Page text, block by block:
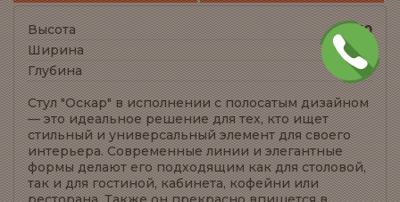
Высота
850
Ширина
530
Глубина
420
Стул "Оскар" в исполнении с полосатым дизайном
— это идеальное решение для тех, кто ищет
стильный и универсальный элемент для своего
интерьера. Современные линии и элегантные
формы делают его подходящим как для столовой,
так и для гостиной, кабинета, кофейни или